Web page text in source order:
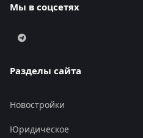
Мы в соцсетях
Разделы сайта
Новостройки
Юридическое